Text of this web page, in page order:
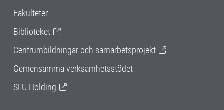
Fakulteter
Biblioteket
Centrumbildningar och samarbetsprojekt
Gemensamma verksamhetsstödet
SLU Holding